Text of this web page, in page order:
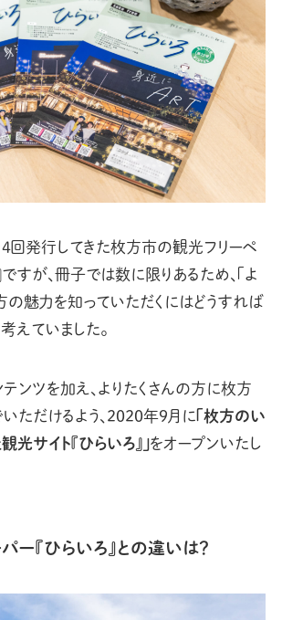
回発行してきた枚方市の観光フリーペ
ですが、冊子では数に限りあるため、「よ
の魅力を知っていただくにはどうすれば
考えていました。
ンツを加え、よりたくさんの方に枚方
ただけるよう、2020年9月に 「枚方のい
光サイト『ひらいろ』」をオープンいたし
ー『ひらいろ』との違いは？